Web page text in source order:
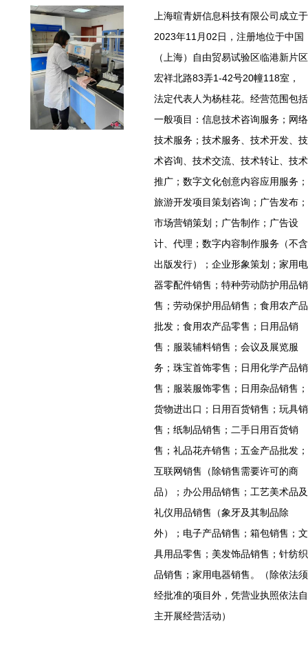
上海暄青妍信息科技有限公司成立于
2023年11月02日，注册地位于中国
（上海）自由贸易试验区临港新片区
宏祥北路83弄1-42号20幢118室，
法定代表人为杨桂花。经营范围包括
一般项目：信息技术咨询服务；网络
技术服务；技术服务、技术开发、技
术咨询、技术交流、技术转让、技术
推广；数字文化创意内容应用服务；
旅游开发项目策划咨询；广告发布；
市场营销策划；广告制作；广告设
计、代理；数字内容制作服务（不含
出版发行）；企业形象策划；家用电
器零配件销售；特种劳动防护用品销
售；劳动保护用品销售；食用农产品
批发；食用农产品零售；日用品销
售；服装辅料销售；会议及展览服
务；珠宝首饰零售；日用化学产品销
售；服装服饰零售；日用杂品销售；
货物进出口；日用百货销售；玩具销
售；纸制品销售；二手日用百货销
售；礼品花卉销售；五金产品批发；
互联网销售（除销售需要许可的商
品）；办公用品销售；工艺美术品及
礼仪用品销售（象牙及其制品除
外）；电子产品销售；箱包销售；文
具用品零售；美发饰品销售；针纺织
品销售；家用电器销售。（除依法须
经批准的项目外，凭营业执照依法自
主开展经营活动）